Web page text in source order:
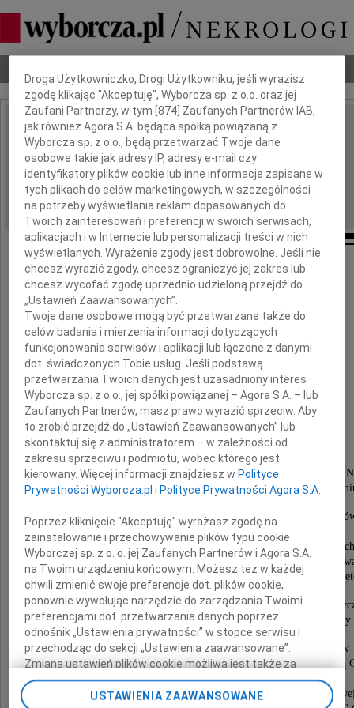
IMIĘ I NAZWISKO: Zbigniew Kapała
REGION: Katowice
DATA EMISJI: 15.06.2016
Z głębokim żalem zawiadamiamy,
w wieku 67 lat zmarł
Dr Zbigniew Kapała
emerytowany pracownik naukowy w Śląskim Instytucie
w Katowicach i Muzeum Górnośląskim w
Powołany do prac Rady Muzeum Miasta
w dniu 27 marca 2003 roku,
pełnił funkcję redaktora "Zeszytów
i "Słownika Biograficznego" dla Miasta
redagował również "Zeszyty Świętochłowickie" dla
Autor wielu publikacji książkowych i artykułów
II Wojny Światowej, organizował sesje naukowe i
Otrzymał nagrodę Prezydenta Miasta Chorzów
w Dziedzinie Kultury (2002), został odznaczony Złotą
Honorową Instytutu Śląskiego (1997),
Srebrnym Medalem "Opiekuna Miejsc Pamięci
Dbamy o Twoją prywatność
Droga Użytkowniczko, Drogi Użytkowniku, jeśli wyrazisz
zgodę klikając "Akceptuję", Wyborcza sp. z o.o. oraz jej
Zaufani Partnerzy, w tym [874 ] Zaufanych Partnerów IAB,
jak również Agora S.A. będąca spółką powiązaną z
Wyborcza sp. z o.o., będą przetwarzać Twoje dane
osobowe takie jak adresy IP, adresy e-mail czy
identyfikatory plików cookie lub inne informacje zapisane w
tych plikach do celów marketingowych, w szczególności
na potrzeby wyświetlania reklam dopasowanych do
Twoich zainteresowań i preferencji w swoich serwisach,
aplikacjach i w Internecie lub personalizacji treści w nich
wyświetlanych. Wyrażenie zgody jest dobrowolne. Jeśli nie
chcesz wyrazić zgody, chcesz ograniczyć jej zakres lub
chcesz wycofać zgodę uprzednio udzieloną przejdź do
„Ustawień Zaawansowanych”.
Twoje dane osobowe mogą być przetwarzane także do
celów badania i mierzenia informacji dotyczących
funkcjonowania serwisów i aplikacji lub łączone z danymi
dot. świadczonych Tobie usług. Jeśli podstawą
przetwarzania Twoich danych jest uzasadniony interes
Wyborcza sp. z o.o., jej spółki powiązanej – Agora S.A. – lub
Zaufanych Partnerów, masz prawo wyrazić sprzeciw. Aby
to zrobić przejdź do „Ustawień Zaawansowanych” lub
skontaktuj się z administratorem – w zależności od
zakresu sprzeciwu i podmiotu, wobec którego jest
kierowany. Więcej informacji znajdziesz w Polityce
Prywatności Wyborcza.pl i Polityce Prywatności Agora S.A.
Poprzez kliknięcie "Akceptuję" wyrażasz zgodę na
zainstalowanie i przechowywanie plików typu cookie
Wyborczej sp. z o. o. jej Zaufanych Partnerów i Agora S.A.
na Twoim urządzeniu końcowym. Możesz też w każdej
chwili zmienić swoje preferencje dot. plików cookie,
ponownie wywołując narzędzie do zarządzania Twoimi
preferencjami dot. przetwarzania danych poprzez
odnośnik „Ustawienia prywatności” w stopce serwisu i
przechodząc do sekcji „Ustawienia zaawansowane”.
Zmiana ustawień plików cookie możliwa jest także za
pomocą ustawień przeglądarki.
USTAWIENIA ZAAWANSOWANE